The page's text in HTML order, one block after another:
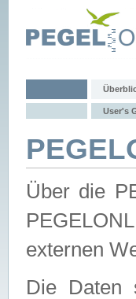
User's
Über die
externen
Die Daten